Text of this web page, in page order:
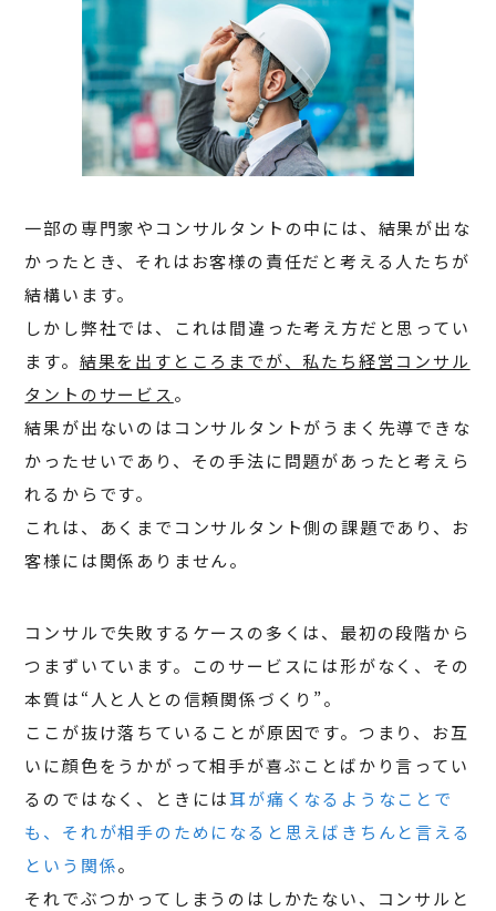
一部の専門家やコンサルタントの中には、結果が出な
かったとき、それはお客様の責任だと考える人たちが
結構います。
しかし弊社では、これは間違った考え方だと思ってい
ます。 結果を出すところまでが、私たち経営コンサル
タントのサービス 。
結果が出ないのはコンサルタントがうまく先導できな
かったせいであり、その手法に問題があったと考えら
れるからです。
これは、あくまでコンサルタント側の課題であり、お
客様には関係ありません。
コンサルで失敗するケースの多くは、最初の段階から
つまずいています。このサービスには形がなく、その
本質は“人と人との信頼関係づくり”。
ここが抜け落ちていることが原因です。つまり、お互
いに顔色をうかがって相手が喜ぶことばかり言ってい
るのではなく、ときには耳が痛くなるようなことで
も、それが相手のためになると思えばきちんと言える
という関係。
それでぶつかってしまうのはしかたない、コンサルと